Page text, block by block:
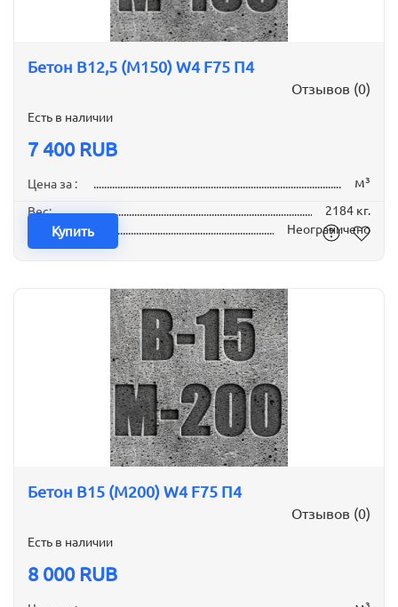
Бетон B12,5 (М150) W4 F75 П4
Отзывов (0)
Есть в наличии
7 400 RUB
Цена за : м³
Вес:
2184 кг.
Наличие:
Неограничено
Купить
Бетон B15 (М200) W4 F75 П4
Отзывов (0)
Есть в наличии
8 000 RUB